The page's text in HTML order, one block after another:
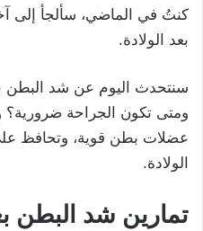
كنتُ في الماضي، سألجأ إلى
بعد الولادة.
سنتحدث اليوم عن شد البطن
ومتى تكون الجراحة ضرورية؟
عضلات بطن قوية، وتحافظ
الولادة.
تمارين شد البطن